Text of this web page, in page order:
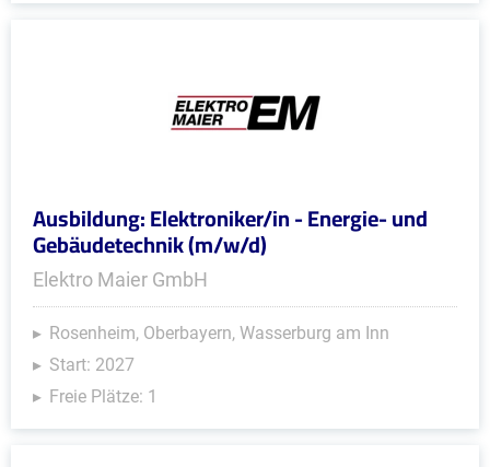
Ausbildung: Elektroniker/in - Energie- und
Gebäudetechnik (m/w/d)
Elektro Maier GmbH
Rosenheim, Oberbayern, Wasserburg am Inn
Start: 2027
Freie Plätze: 1